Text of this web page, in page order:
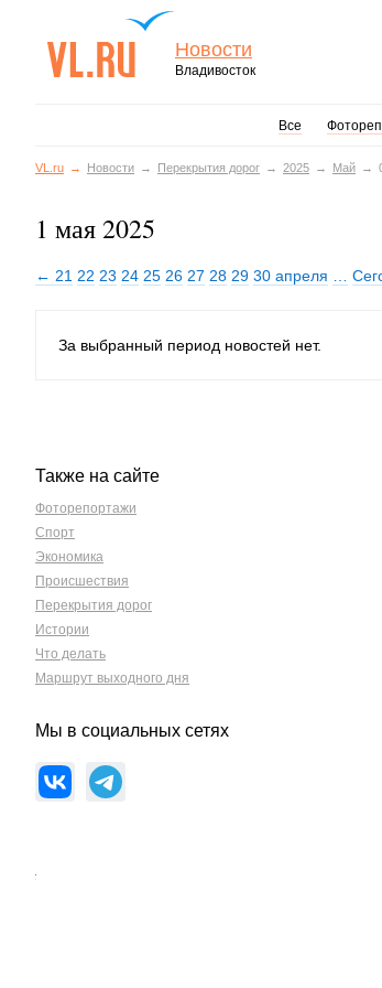
Новости
Владивосток
Все
VL.ru Новости Перекрытия дорог 2025 Май
1 мая 2025
← 21 22 23 24 25 26 27 28 29 30 апреля
За выбранный период новостей нет.
Также на сайте
Фоторепортажи
Спорт
Экономика
Происшествия
Перекрытия дорог
Истории
Что делать
Маршрут выходного дня
Мы в социальных сетях